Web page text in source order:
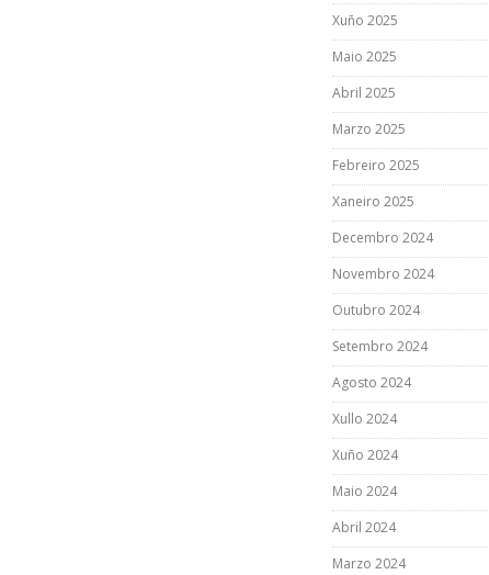
Xuño 2025
Maio 2025
Abril 2025
Marzo 2025
Febreiro 2025
Xaneiro 2025
Decembro 2024
Novembro 2024
Outubro 2024
Setembro 2024
Agosto 2024
Xullo 2024
Xuño 2024
Maio 2024
Abril 2024
Marzo 2024